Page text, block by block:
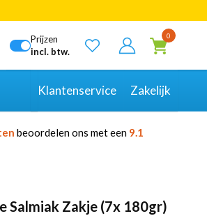
Prijzen
incl. btw.
0
Klantenservice Zakelijk
beoordelen ons met een 9.1
Salmiak Zakje (7x 180gr)